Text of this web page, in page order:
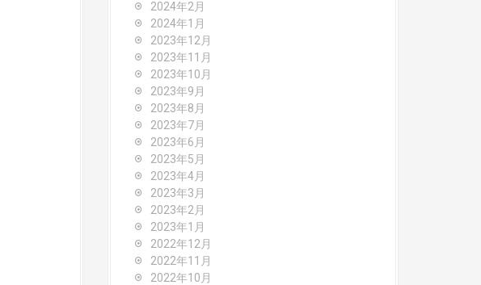
2024年2月
2024年1月
2023年12月
2023年11月
2023年10月
2023年9月
2023年8月
2023年7月
2023年6月
2023年5月
2023年4月
2023年3月
2023年2月
2023年1月
2022年12月
2022年11月
2022年10月